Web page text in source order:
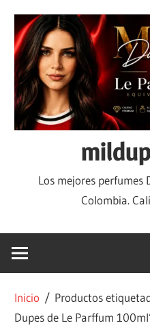
Los mejores perfumes
Colombia.
Inicio / Productos
Dupes de Le Parffum